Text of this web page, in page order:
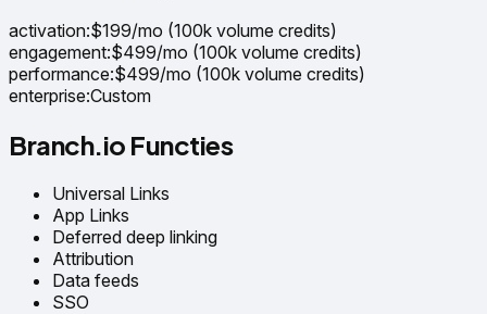
activation:$199/mo (100k volume credits)
engagement:$499/mo (100k volume credits)
performance:$499/mo (100k volume credits)
enterprise:Custom
Branch.io Functies
Universal Links
App Links
Deferred deep linking
Attribution
Data feeds
SSO